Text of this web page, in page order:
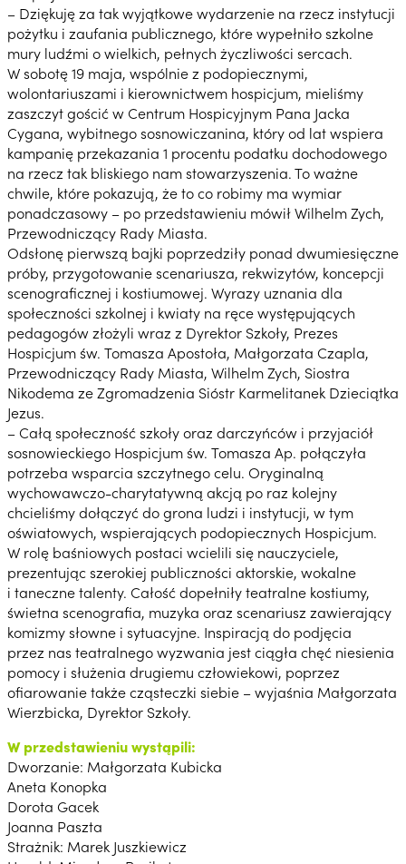
– Dziękuję za tak wyjątkowe wydarzenie na rzecz instytucji
pożytku i zaufania publicznego, które wypełniło szkolne
mury ludźmi o wielkich, pełnych życzliwości sercach.
W sobotę 19 maja, wspólnie z podopiecznymi,
wolontariuszami i kierownictwem hospicjum, mieliśmy
zaszczyt gościć w Centrum Hospicyjnym Pana Jacka
Cygana, wybitnego sosnowiczanina, który od lat wspiera
kampanię przekazania 1 procentu podatku dochodowego
na rzecz tak bliskiego nam stowarzyszenia. To ważne
chwile, które pokazują, że to co robimy ma wymiar
ponadczasowy – po przedstawieniu mówił Wilhelm Zych,
Przewodniczący Rady Miasta.
Odsłonę pierwszą bajki poprzedziły ponad dwumiesięczne
próby, przygotowanie scenariusza, rekwizytów, koncepcji
scenograficznej i kostiumowej. Wyrazy uznania dla
społeczności szkolnej i kwiaty na ręce występujących
pedagogów złożyli wraz z Dyrektor Szkoły, Prezes
Hospicjum św. Tomasza Apostoła, Małgorzata Czapla,
Przewodniczący Rady Miasta, Wilhelm Zych, Siostra
Nikodema ze Zgromadzenia Sióstr Karmelitanek Dzieciątka
Jezus.
– Całą społeczność szkoły oraz darczyńców i przyjaciół
sosnowieckiego Hospicjum św. Tomasza Ap. połączyła
potrzeba wsparcia szczytnego celu. Oryginalną
wychowawczo-charytatywną akcją po raz kolejny
chcieliśmy dołączyć do grona ludzi i instytucji, w tym
oświatowych, wspierających podopiecznych Hospicjum.
W rolę baśniowych postaci wcielili się nauczyciele,
prezentując szerokiej publiczności aktorskie, wokalne
i taneczne talenty. Całość dopełniły teatralne kostiumy,
świetna scenografia, muzyka oraz scenariusz zawierający
komizmy słowne i sytuacyjne. Inspiracją do podjęcia
przez nas teatralnego wyzwania jest ciągła chęć niesienia
pomocy i służenia drugiemu człowiekowi, poprzez
ofiarowanie także cząsteczki siebie – wyjaśnia Małgorzata
Wierzbicka, Dyrektor Szkoły.
W przedstawieniu wystąpili:
Dworzanie: Małgorzata Kubicka
Aneta Konopka
Dorota Gacek
Joanna Paszta
Strażnik: Marek Juszkiewicz